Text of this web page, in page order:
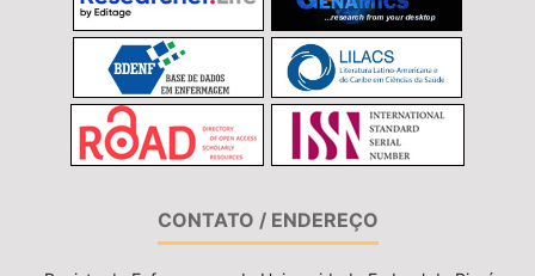
CONTATO / ENDEREÇO